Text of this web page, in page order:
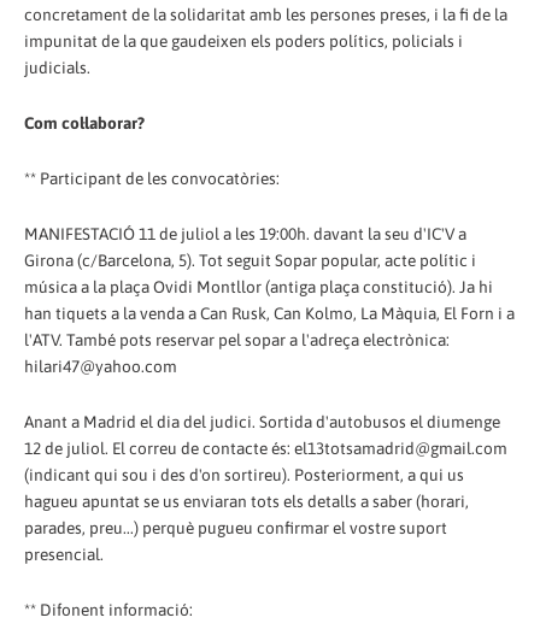
concretament de la solidaritat amb les persones preses, i la fi de la
impunitat de la que gaudeixen els poders polítics, policials i
judicials.
Com col·laborar?
** Participant de les convocatòries:
MANIFESTACIÓ 11 de juliol a les 19:00h. davant la seu d'IC'V a
Girona (c/Barcelona, 5). Tot seguit Sopar popular, acte polític i
música a la plaça Ovidi Montllor (antiga plaça constitució). Ja hi
han tiquets a la venda a Can Rusk, Can Kolmo, La Màquia, El Forn i a
l'ATV. També pots reservar pel sopar a l'adreça electrònica:
hilari47@yahoo.com
Anant a Madrid el dia del judici. Sortida d'autobusos el diumenge
12 de juliol. El correu de contacte és: el13totsamadrid@gmail.com
(indicant qui sou i des d'on sortireu). Posteriorment, a qui us
hagueu apuntat se us enviaran tots els detalls a saber (horari,
parades, preu...) perquè pugueu confirmar el vostre suport
presencial.
** Difonent informació: